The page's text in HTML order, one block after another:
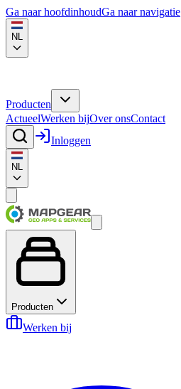
Ga naar hoofdinhoudGa naar navigatie
NL
Producten
ActueelWerken bijOver onsContact
Inloggen
NL
Producten
Werken bij